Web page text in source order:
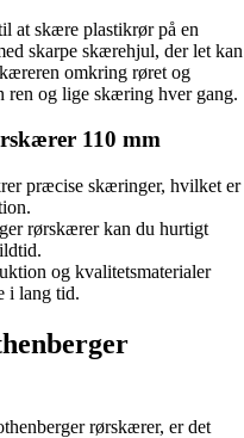
at skære plastikrør på en
skarpe skærehjul, der let kan
omkring røret og
ren og lige skæring hver gang.
110 mm
præcise skæringer, hvilket er
rørskærer kan du hurtigt
og kvalitetsmaterialer
i lang tid.
rørskærer, er det